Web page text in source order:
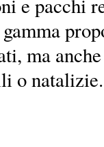
e pacchi
ma
o natalizie.